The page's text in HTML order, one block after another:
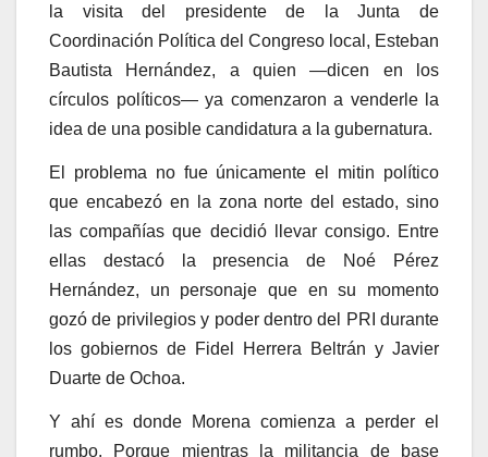
la visita del presidente de la Junta de
Coordinación Política del Congreso local, Esteban
Bautista Hernández, a quien —dicen en los
círculos políticos— ya comenzaron a venderle la
idea de una posible candidatura a la gubernatura.
El problema no fue únicamente el mitin político
que encabezó en la zona norte del estado, sino
las compañías que decidió llevar consigo. Entre
ellas destacó la presencia de Noé Pérez
Hernández, un personaje que en su momento
gozó de privilegios y poder dentro del PRI durante
los gobiernos de Fidel Herrera Beltrán y Javier
Duarte de Ochoa.
Y ahí es donde Morena comienza a perder el
rumbo. Porque mientras la militancia de base